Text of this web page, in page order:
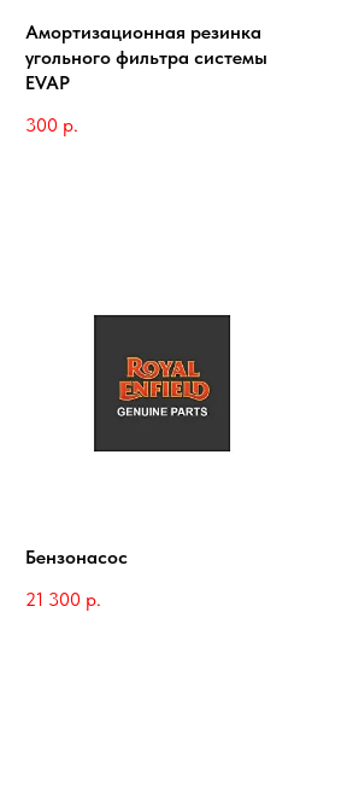
Амортизационная резинка
угольного фильтра системы
EVAP
300 р.
Бензонасос
21 300 р.